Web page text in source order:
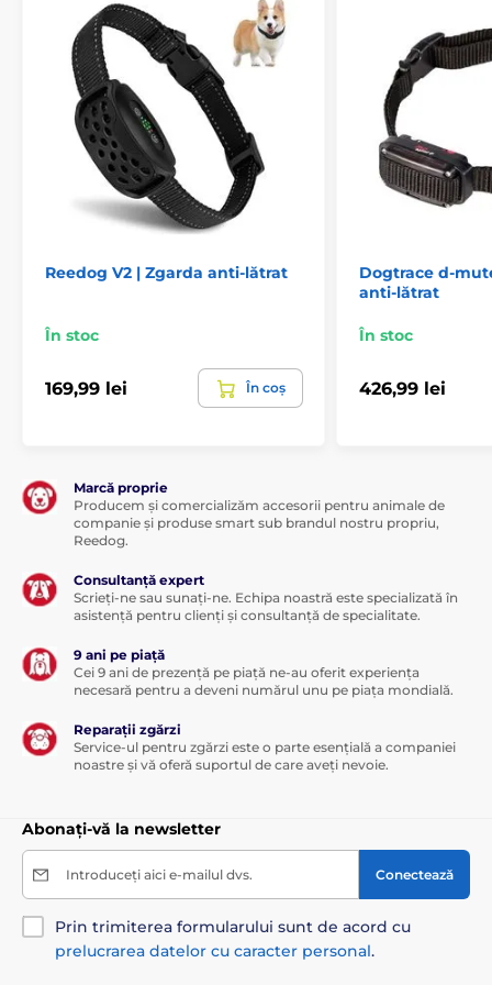
Zgarda anti-lătrat PetSafe dispune de o
tehnologie modernă care reacționează
atât la lătratul, cât și la urletul câinelui.
Funcția este posibilă datorită unui senzor care
detectează sunetul și vibrația corzilor vocale ale
câinelui. Această distincție este foarte precisă și
previne activarea accidentală a zgărzii din cauza
Tipul corecției
lătratului și urletului un
creștere automată de la nivelul 1 la
nivelul 15. La primul lătrat, zgarda se activează la
nivel până la limita maximă de 15
3 minute. Dacă lătratul continuă, zgarda va începe din
nou de la nivelul 1.
Reedog V2 | Zgarda anti-lătrat
În stoc
169,99 lei În coș
Dogtrace d-
anti-lătrat
În stoc
426,99 lei
Marcă proprie
Producem și comercializăm accesorii pentru animale de
companie și produse smart sub brandul nostru propriu,
Reedog.
Consultanță expert
Scrieți-ne sau sunați-ne. Echipa noastră este specializată în
asistență pentru clienți și consultanță de specialitate.
9 ani pe piață
Cei 9 ani de prezență pe piață ne-au oferit experiența
necesară pentru a deveni numărul unu pe piața mondială.
Reparații zgărzi
Service-ul pentru zgărzi este o parte esențială a companiei
noastre și vă oferă suportul de care aveți nevoie.
Abonați-vă la newsletter
Introduceți aici e-mailul dvs. Conectează
Prin trimiterea formularului sunt de acord cu
prelucrarea datelor cu caracter personal.